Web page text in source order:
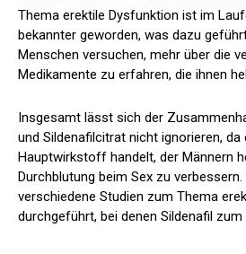
Thema erektile Dysfunktion ist im
bekannter geworden, was dazu
Menschen versuchen, mehr über die
Medikamente zu erfahren, die ihnen
Insgesamt lässt sich der
und Sildenafilcitrat nicht ignorieren, da
Hauptwirkstoff handelt, der Männern
Durchblutung beim Sex zu verbessern.
verschiedene Studien zum Thema
durchgeführt, bei denen Sildenafil zum